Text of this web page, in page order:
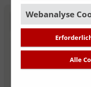
NEUE SUCHE
MITGLIED DER
Um die korrekte
gewährleisten,
gesetzt
Cookies sind
Cookies, die
Funktionalität
Webanalyse
Um unsere
verbessern,
Webanalyse-
Alle